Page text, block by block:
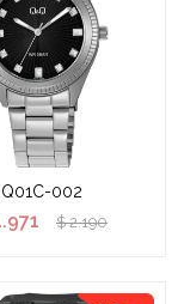
Q01C-002
$ 2.190